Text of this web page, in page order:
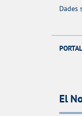
Dades
El